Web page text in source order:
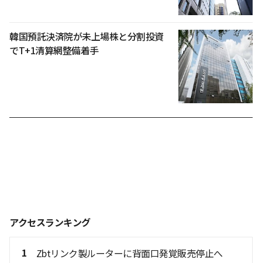
韓国預託決済院が未上場株と分割投資
でT+1清算網整備着手
アクセスランキング
1 Zbtリンク製ルーターに背面口発覚販売停止へ